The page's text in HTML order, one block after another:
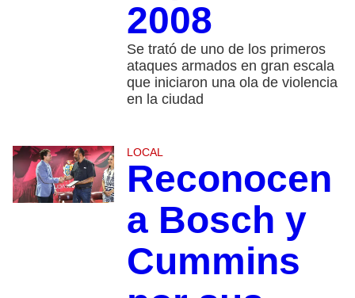
2008
Se trató de uno de los primeros
ataques armados en gran escala
que iniciaron una ola de violencia
en la ciudad
LOCAL
Reconocen
a Bosch y
Cummins